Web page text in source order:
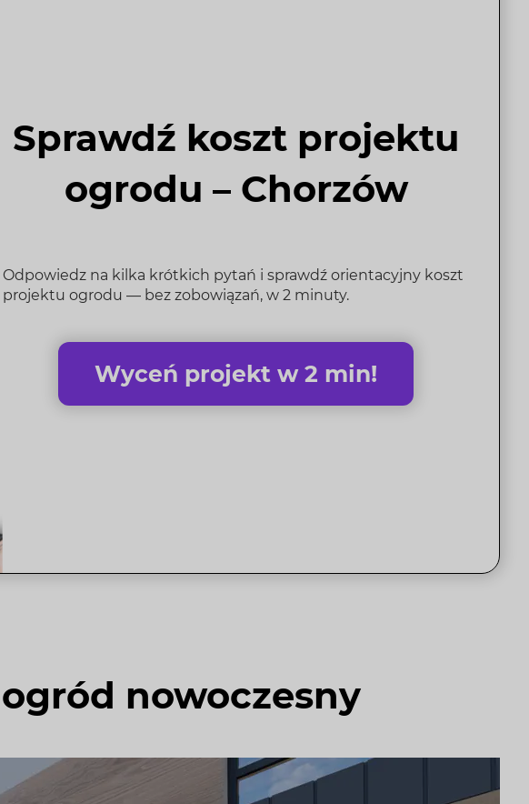
Sprawdź koszt projektu
ogrodu – Chorzów
Odpowiedz na kilka krótkich pytań i sprawdź orientacyjny koszt
projektu ogrodu — bez zobowiązań, w 2 minuty.
Wyceń projekt w 2 min!
nowoczesny